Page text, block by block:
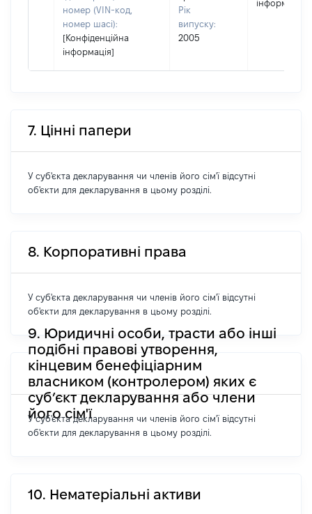
номер (VIN-код,
номер шасі):
[Конфіденційна
інформація]
Рік
випуску:
2005
інформацію]
7. Цінні папери
У суб'єкта декларування чи членів його сім'ї відсутні
об'єкти для декларування в цьому розділі.
8. Корпоративні права
У суб'єкта декларування чи членів його сім'ї відсутні
об'єкти для декларування в цьому розділі.
9. Юридичні особи, трасти або інші
подібні правові утворення,
кінцевим бенефіціарним
власником (контролером) яких є
суб’єкт декларування або члени
його сім'ї
У суб'єкта декларування чи членів його сім'ї відсутні
об'єкти для декларування в цьому розділі.
10. Нематеріальні активи